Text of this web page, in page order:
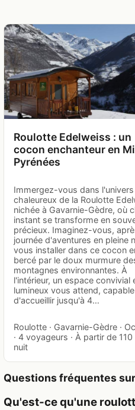
Roulotte Edelweiss : un
cocon enchanteur en
Pyrénées
Immergez-vous dans l'univers
chaleureux de la Roulotte
nichée à Gavarnie-Gèdre, où
instant se transforme en
précieux. Imaginez-vous,
journée d'aventures en pleine
vous installer dans ce cocon
bercé par le doux murmure
montagnes environnantes. À
l'intérieur, un espace convivial
lumineux vous attend, capable
d'accueillir jusqu'à 4…
Roulotte · Gavarnie-Gèdre ·
· 4 voyageurs · À partir de
nuit
Questions fréquentes
Qu'est-ce qu'une